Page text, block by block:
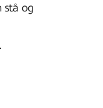
stå og